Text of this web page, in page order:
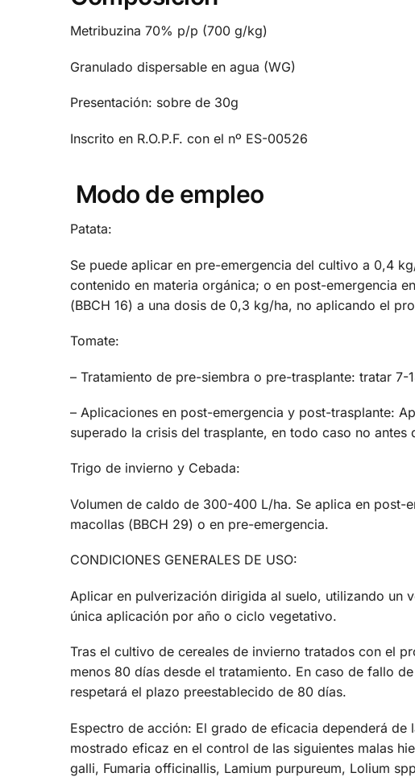
Metribuzina 70% p/p (700 g/kg)
Granulado dispersable en agua (WG)
Presentación: sobre de 30g
Inscrito en R.O.P.F. con el nº ES-00526
Modo de empleo
Patata:
Se puede aplicar en pre-emergencia del cultivo a 0,4
contenido en materia orgánica; o en post-emergencia
(ВВСН 16) а una dosis de 0,3 kg/ha, no aplicando el
Tomate:
– Tratamiento de pre-siembra o pre-trasplante: tratar
– Aplicaciones en post-emergencia y post-trasplante:
superado la crisis del trasplante, en todo caso no
Trigo de invierno y Cebada:
Volumen de caldo de 300-400 L/ha. Se aplica en
macollas (ВВСН 29) о en pre-emergencia.
CONDICIONES GENERALES DE USO:
Aplicar en pulverización dirigida al suelo, utilizando un
única aplicación por año o ciclo vegetativo.
Tras el cultivo de cereales de invierno tratados con el
menos 80 días desde el tratamiento. En caso de fallo
respetará el plazo preestablecido de 80 días.
Espectro de acción: El grado de eficacia dependerá
mostrado eficaz en el control de las siguientes malas
galli, Fumaria officinallis, Lamium purpureum, Lolium